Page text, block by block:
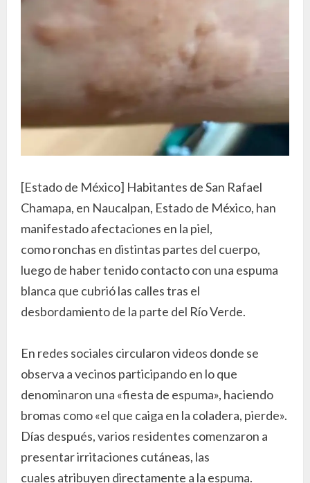
[Estado de México] Habitantes de San Rafael
Chamapa, en Naucalpan, Estado de México, han
manifestado afectaciones en la piel,
como ronchas en distintas partes del cuerpo,
luego de haber tenido contacto con una espuma
blanca que cubrió las calles tras el
desbordamiento de la parte del Río Verde.
En redes sociales circularon videos donde se
observa a vecinos participando en lo que
denominaron una «fiesta de espuma», haciendo
bromas como «el que caiga en la coladera, pierde».
Días después, varios residentes comenzaron a
presentar irritaciones cutáneas, las
cuales atribuyen directamente a la espuma.